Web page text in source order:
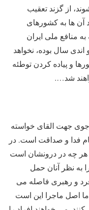
از گزند تعقیب
آن ها به کشورهای
منافع ملی ایران
سال بوده، نخواهد
و پیاده کردن توطئه
شد….
جهت القای خواسته
فدا و صداقت است. در
هر چه در درونشان است
به نظر آنان حمل
و رهبری فاصله می
اصل ماجرا این است